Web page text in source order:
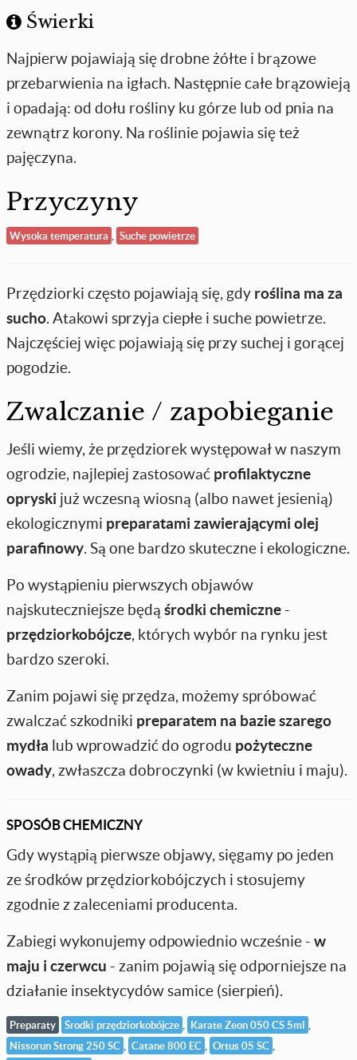
Świerki
Najpierw pojawiają się drobne żółte i brązowe
przebarwienia na igłach. Następnie całe brązowieją
i opadają: od dołu rośliny ku górze lub od pnia na
zewnątrz korony. Na roślinie pojawia się też
pajęczyna.
Przyczyny
Wysoka temperatura Suche powietrze
Przędziorki często pojawiają się, gdy roślina ma za
sucho. Atakowi sprzyja ciepłe i suche powietrze.
Najczęściej więc pojawiają się przy suchej i gorącej
pogodzie.
Zwalczanie / zapobieganie
Jeśli wiemy, że przędziorek występował w naszym
ogrodzie, najlepiej zastosować profilaktyczne
opryski już wczesną wiosną (albo nawet jesienią)
ekologicznymi preparatami zawierającymi olej
parafinowy. Są one bardzo skuteczne i ekologiczne.
Po wystąpieniu pierwszych objawów
najskuteczniejsze będą środki chemiczne -
przędziorkobójcze, których wybór na rynku jest
bardzo szeroki.
Zanim pojawi się przędza, możemy spróbować
zwalczać szkodniki preparatem na bazie szarego
mydła lub wprowadzić do ogrodu pożyteczne
owady, zwłaszcza dobroczynki (w kwietniu i maju).
SPOSÓB CHEMICZNY
Gdy wystąpią pierwsze objawy, sięgamy po jeden
ze środków przędziorkobójczych i stosujemy
zgodnie z zaleceniami producenta.
Zabiegi wykonujemy odpowiednio wcześnie - w
maju i czerwcu - zanim pojawią się odporniejsze na
działanie insektycydów samice (sierpień).
Preparaty Środki przędziorkobójcze Karate Zeon 050 CS 5ml
Nissorun Strong 250 SC Catane 800 EC Ortus 05 SC